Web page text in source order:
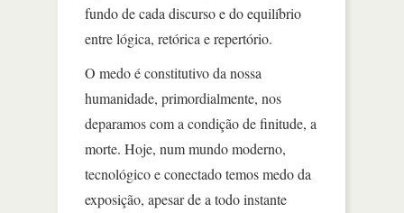
fundo de cada discurso e do equilíbrio
entre lógica, retórica e repertório.
O medo é constitutivo da nossa
humanidade, primordialmente, nos
deparamos com a condição de finitude, a
morte. Hoje, num mundo moderno,
tecnológico e conectado temos medo da
exposição, apesar de a todo instante